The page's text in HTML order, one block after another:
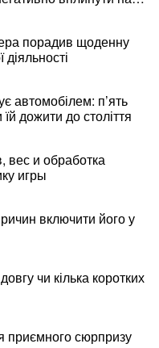
порадив щоденну
автомобілем: п’ять
дожити до століття
вес и обработка
игры
включити його у
чи кілька коротких
приємного сюрпризу